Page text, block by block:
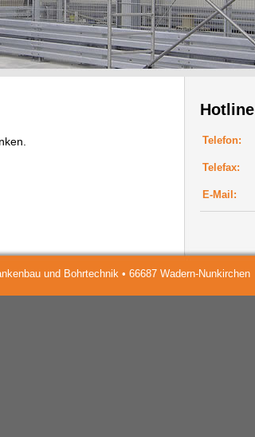
Hotline
Telefon:
Telefax:
E-Mail:
und Bohrtechnik • 66687 Wadern-Nunkirchen